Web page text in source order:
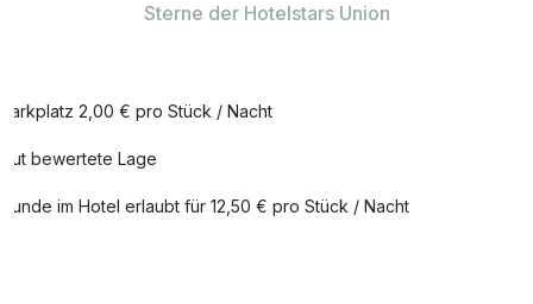
pro Stück
pro Aufenthalt
Wohlfühl Extra
Sterne der Hotelstars Union
Parkplatz 2,00 € pro Stück / Nacht
Gut bewertete Lage
Hunde im Hotel erlaubt für 12,50 € pro Stück / Nacht